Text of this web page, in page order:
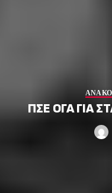
ΠΣΕ ΟΓΑ ΓΙΑ